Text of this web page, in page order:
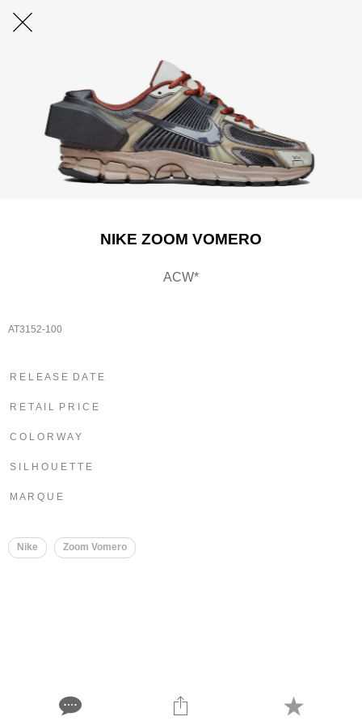
NIKE ZOOM VOMERO
ACW*
AT3152-100
R E L E A S E D A T E
R E T A I L P R I C E
C O L O R W A Y
S I L H O U E T T E
M A R Q U E
Nike Zoom Vomero